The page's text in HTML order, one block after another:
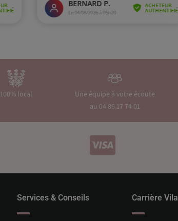
100% local
Une équipe à votre écoute
au 04 86 17 74 01
Services & Conseils Carrière Vila